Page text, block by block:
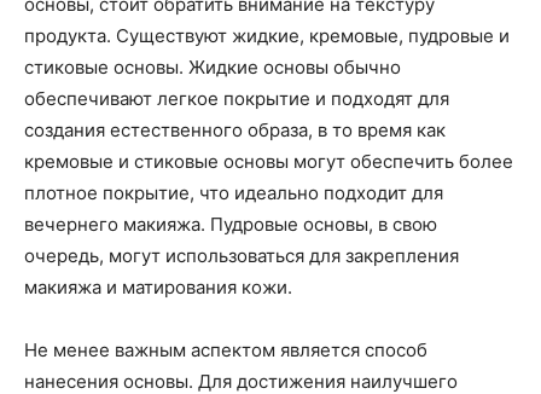
продукта. Существуют жидкие, кремовые, пудровые и
стиковые основы. Жидкие основы обычно
обеспечивают легкое покрытие и подходят для
создания естественного образа, в то время как
кремовые и стиковые основы могут обеспечить более
плотное покрытие, что идеально подходит для
вечернего макияжа. Пудровые основы, в свою
очередь, могут использоваться для закрепления
макияжа и матирования кожи.
Не менее важным аспектом является способ
нанесения основы. Для достижения наилучшего